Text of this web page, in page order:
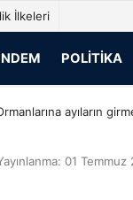
İlkeleri
POLITIKA
ayıların
01